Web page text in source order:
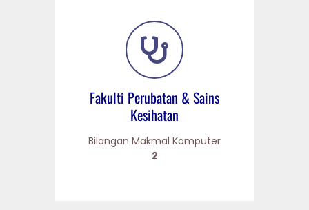
Fakulti Perubatan & Sains
Kesihatan
Bilangan Makmal Komputer
2